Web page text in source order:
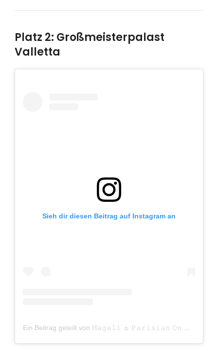
Platz 2: Großmeisterpalast
Valletta
Sieh dir diesen Beitrag auf Instagram an
Ein Beitrag geteilt von 𝙼𝚊𝚐𝚊𝚕𝚒 ☼ 𝙿𝚊𝚛𝚒𝚜𝚒𝚊𝚗 𝙾𝚗 𝚃𝚑𝚎 𝙶𝚘 (@parisianonthego)